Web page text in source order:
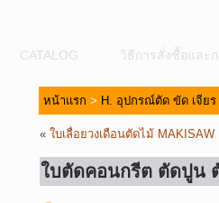
CATALOG วิธีการสั่งซื้อและ
หน้าแรก > H. อุปกรณ์ตัด ขัด เจียร
« ใบเลื่อยวงเดือนตัดไม้
ใบตัดคอนกรีต ตัดปูน